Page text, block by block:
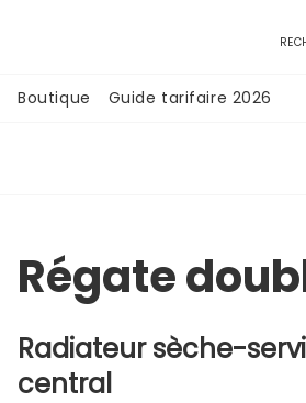
Boutique Guide tarifaire 2026
Régate
Radiateur sèche-
central